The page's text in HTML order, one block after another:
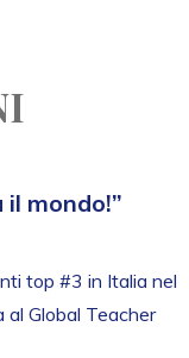
il mondo!”
top #3 in Italia nel
Global Teacher